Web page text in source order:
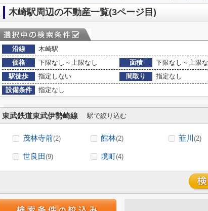
木崎駅周辺の不動産一覧(3ページ目)
沿線
木崎駅
価格
下限なし～上限なし 面積 下限なし～上限
駅徒歩
指定しない 間取り
指定なし
設備条件
指定なし
東武鉄道東武伊勢崎線 駅で絞り込む
茂林寺前(2) 館林(2) 韮川 (2)
世良田(9) 境町(4)